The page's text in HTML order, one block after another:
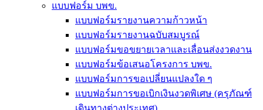
แบบฟอร์ม บพข.
แบบฟอร์มรายงานความก้าวหน้า
แบบฟอร์มรายงานฉบับสมบูรณ์
แบบฟอร์มขอขยายเวลาและเลื่อนส่งงวดงาน
แบบฟอร์มข้อเสนอโครงการ บพข.
แบบฟอร์มการขอเปลี่ยนแปลงใด ๆ
แบบฟอร์มการขอเบิกเงินงวดพิเศษ (ครุภัณฑ์
เดินทางต่างประเทศ)